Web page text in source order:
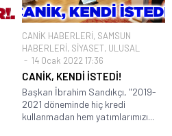
CANİK HABERLERİ, SAMSUN
HABERLERİ, SİYASET, ULUSAL
14 Ocak 2022 17:36
CANİK, KENDİ İSTEDİ!
Başkan İbrahim Sandıkçı, "2019-
2021 döneminde hiç kredi
kullanmadan hem yatımlarımızı...